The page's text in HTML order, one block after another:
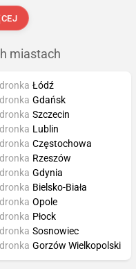
miastach
Łódź
Gdańsk
Szczecin
Lublin
Częstochowa
Rzeszów
Gdynia
Bielsko-Biała
Opole
Płock
Sosnowiec
Gorzów Wielkopolski